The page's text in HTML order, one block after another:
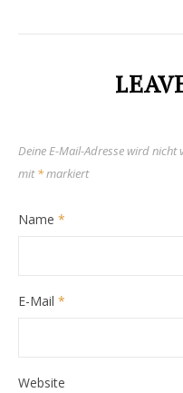
Deine E-Mail-Adresse wird nicht
mit*markiert
Name *
E-Mail *
Website